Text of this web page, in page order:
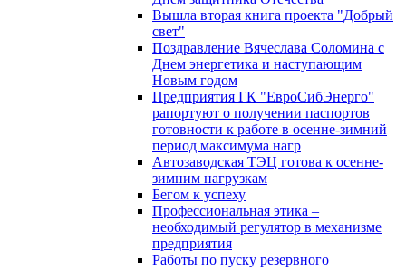
Вышла вторая книга проекта "Добрый
свет"
Поздравление Вячеслава Соломина с
Днем энергетика и наступающим
Новым годом
Предприятия ГК "ЕвроСибЭнерго"
рапортуют о получении паспортов
готовности к работе в осенне-зимний
период максимума нагр
Автозаводская ТЭЦ готова к осенне-
зимним нагрузкам
Бегом к успеху
Профессиональная этика –
необходимый регулятор в механизме
предприятия
Работы по пуску резервного